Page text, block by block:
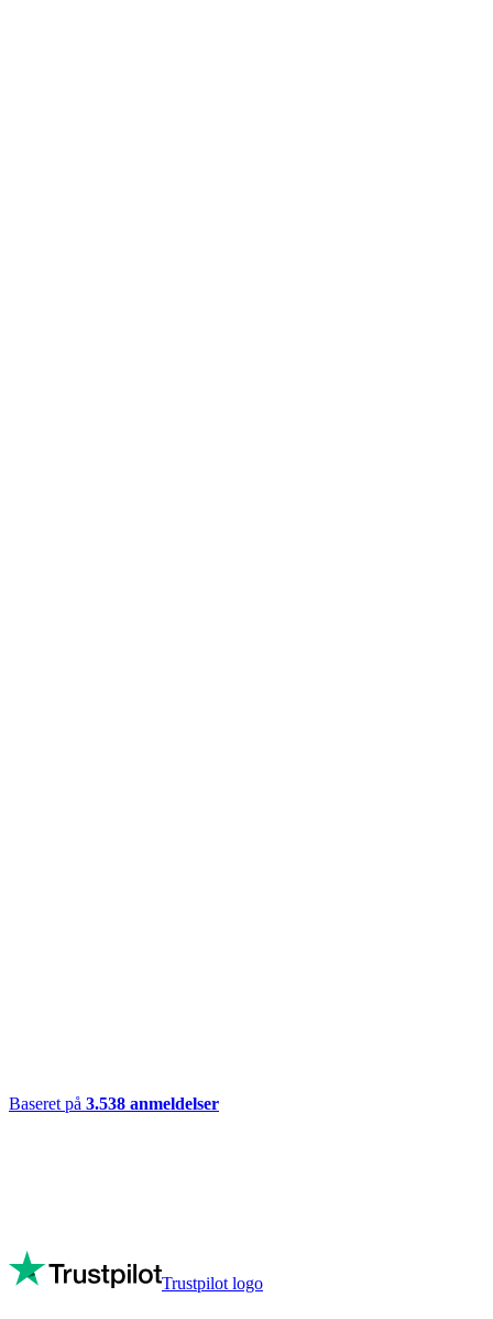
Baseret på 3.538 anmeldelser
Trustpilot logo